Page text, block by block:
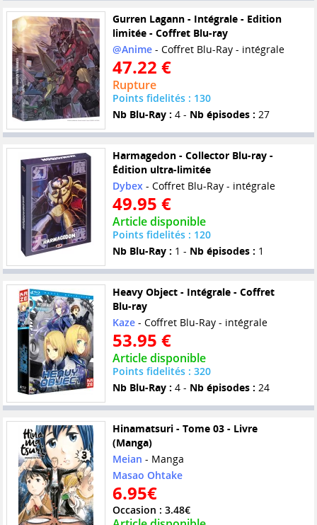
Gurren Lagann - Intégrale - Edition
limitée - Coffret Blu-ray
@Anime- Coffret Blu-Ray - intégrale
47.22 €
Rupture
Points fidelités : 130
Nb Blu-Ray : 4 - Nb épisodes : 27
Harmagedon - Collector Blu-ray -
Édition ultra-limitée
Dybex - Coffret Blu-Ray - intégrale
49.95 €
Article disponible
Points fidelités : 120
Nb Blu-Ray : 1 - Nb épisodes : 1
Heavy Object - Intégrale - Coffret
Blu-ray
Kaze- Coffret Blu-Ray - intégrale
53.95 €
Article disponible
Points fidelités : 320
Nb Blu-Ray : 4 - Nb épisodes : 24
Hinamatsuri - Tome 03 - Livre
(Manga)
Meian - Manga
Masao Ohtake
6.95€
Occasion : 3.48€